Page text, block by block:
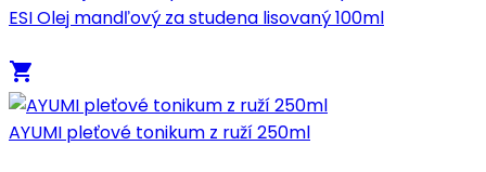
ESI Olej mandľový za studena lisovaný 100ml
local_grocery_store
AYUMI pleťové tonikum z ruží 250ml